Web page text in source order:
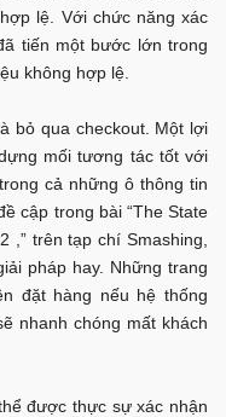
lệ. Với chức năng xác
tiến một bước lớn trong
không hợp lệ.
bỏ qua checkout. Một lợi
mối tương tác tốt với
cả những ô thông tin
cập trong bài “The State
,” trên tạp chí Smashing,
pháp hay. Những trang
đặt hàng nếu hệ thống
nhanh chóng mất khách
được thực sự xác nhận